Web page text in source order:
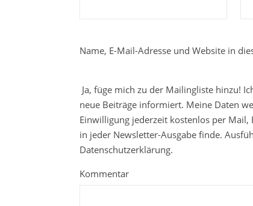
Name, E-Mail-Adresse und Website in
Ja, füge mich zu der Mailingliste hinzu!
neue Beiträge informiert. Meine Daten
Einwilligung jederzeit kostenlos per
in jeder Newsletter-Ausgabe finde.
Datenschutzerklärung.
Kommentar